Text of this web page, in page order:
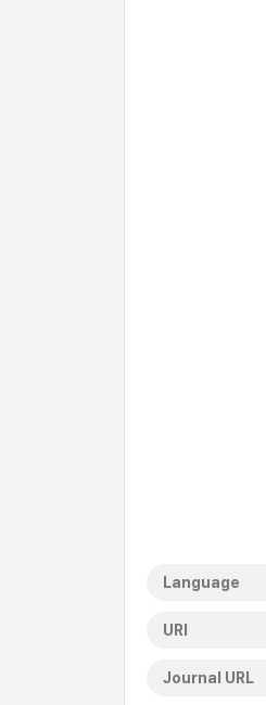
Language
URI
Journal URL